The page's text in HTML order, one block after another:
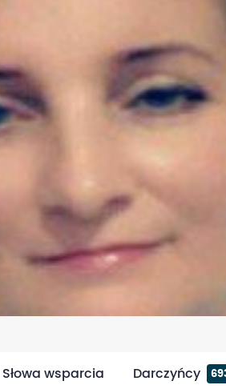
Słowa wsparcia Darczyńcy